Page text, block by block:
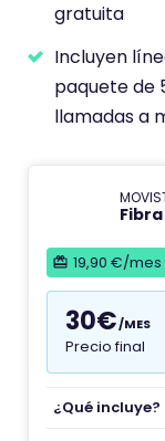
gratuita
Incluyen
paquete de
llamadas a
19,90 €/
30€/MES
Precio final
¿Qué incluye?